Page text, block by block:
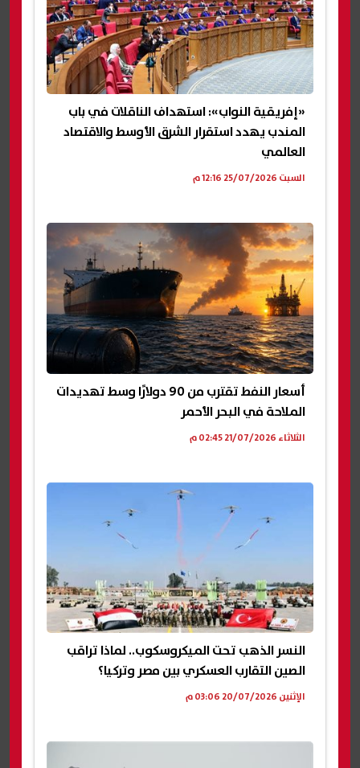
«إفريقية النواب»: استهداف الناقلات في باب
المندب يهدد استقرار الشرق الأوسط والاقتصاد
العالمي
السبت 25/07/2026 12:16 م
أسعار النفط تقترب من 90 دولارًا وسط تهديدات
الملاحة في البحر الأحمر
الثلاثاء 21/07/2026 02:45 م
النسر الذهب تحت الميكروسكوب.. لماذا تراقب
الصين التقارب العسكري بين مصر وتركيا؟
الإثنين 20/07/2026 03:06 م